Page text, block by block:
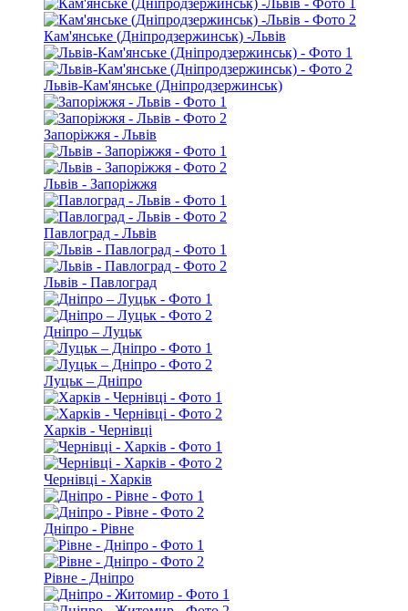
Кам'янське (Дніпродзержинськ) -Львів
Львів-Кам'янське (Дніпродзержинськ)
Запоріжжя - Львів
Львів - Запоріжжя
Павлоград - Львів
Львів - Павлоград
Дніпро – Луцьк
Луцьк – Дніпро
Харків - Чернівці
Чернівці - Харків
Дніпро - Рівне
Рівне - Дніпро